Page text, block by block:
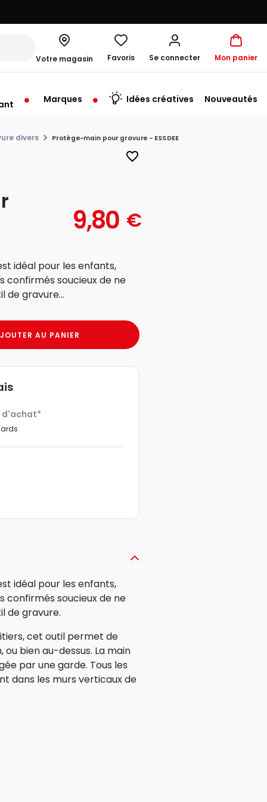
Votre magasin
Samedi à 10:00
Favoris Se connecter Mon panier
Marques Idées créatives Nouveautés
divers Protège-main pour gravure - ESSDEE
favorite_border
9,80 €
idéal pour les enfants,
soucieux de ne
de gravure...
AU PANIER
d'achat*
idéal pour les enfants,
soucieux de ne
de gravure.
cet outil permet de
bien au-dessus. La main
par une garde. Tous les
dans les murs verticaux de